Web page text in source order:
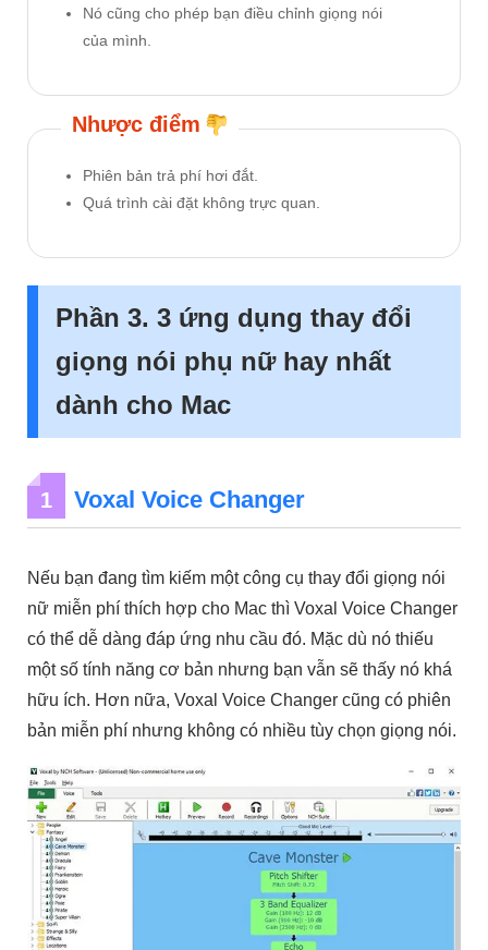
Nó cũng cho phép bạn điều chỉnh giọng nói
của mình.
Nhược điểm
Phiên bản trả phí hơi đắt.
Quá trình cài đặt không trực quan.
Phần 3. 3 ứng dụng thay đổi
giọng nói phụ nữ hay nhất
dành cho Mac
1 Voxal Voice Changer
Nếu bạn đang tìm kiếm một công cụ thay đổi giọng nói
nữ miễn phí thích hợp cho Mac thì Voxal Voice Changer
có thể dễ dàng đáp ứng nhu cầu đó. Mặc dù nó thiếu
một số tính năng cơ bản nhưng bạn vẫn sẽ thấy nó khá
hữu ích. Hơn nữa, Voxal Voice Changer cũng có phiên
bản miễn phí nhưng không có nhiều tùy chọn giọng nói.